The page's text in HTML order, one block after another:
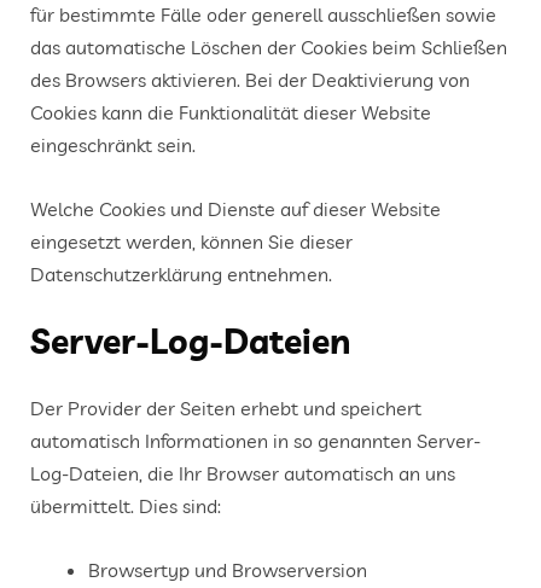
für bestimmte Fälle oder generell ausschließen sowie
das automatische Löschen der Cookies beim Schließen
des Browsers aktivieren. Bei der Deaktivierung von
Cookies kann die Funktionalität dieser Website
eingeschränkt sein.
Welche Cookies und Dienste auf dieser Website
eingesetzt werden, können Sie dieser
Datenschutzerklärung entnehmen.
Server-Log-Dateien
Der Provider der Seiten erhebt und speichert
automatisch Informationen in so genannten Server-
Log-Dateien, die Ihr Browser automatisch an uns
übermittelt. Dies sind:
Browsertyp und Browserversion